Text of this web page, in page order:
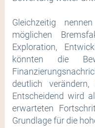
Gleichzeitig
möglichen
Exploration,
könnten die
deutlich
Entscheidend wird
erwarteten
Grundlage für die